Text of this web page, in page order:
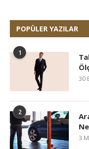
POPÜLER YAZILAR
1
30
2
3